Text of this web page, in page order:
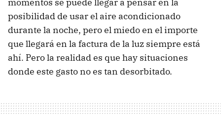
momentos se puede llegar a pensar en la
posibilidad de usar el aire acondicionado
durante la noche, pero el miedo en el importe
que llegará en la factura de la luz siempre está
ahí. Pero la realidad es que hay situaciones
donde este gasto no es tan desorbitado.